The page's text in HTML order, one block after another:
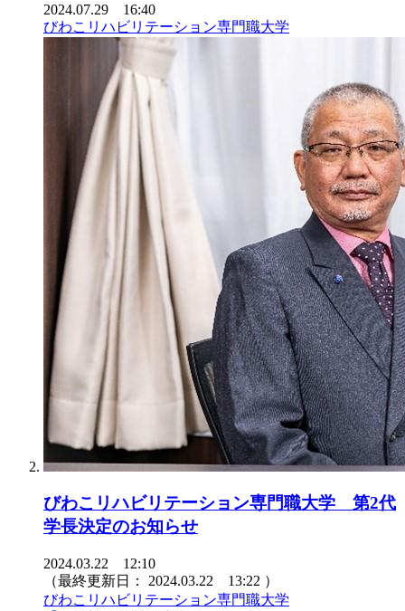
2024.07.29 16:40
びわこリハビリテーション専門職大学
びわこリハビリテーション専門職大学 第2代
学長決定のお知らせ
2024.03.22 12:10
（最終更新日： 2024.03.22 13:22 ）
びわこリハビリテーション専門職大学